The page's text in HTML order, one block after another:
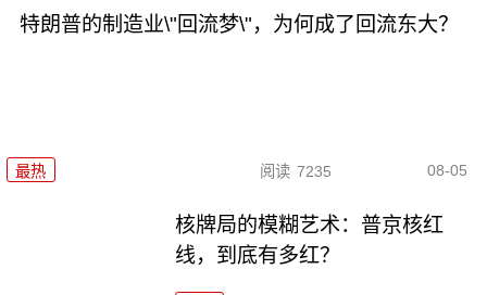
特朗普的制造业\"回流梦\"，为何成了回流东大？
最热 阅读 7235 08-05
核牌局的模糊艺术：普京核红
线，到底有多红？